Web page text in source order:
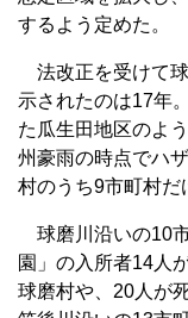
するよう定めた。
法改正を受けて
示されたのは17年
た瓜生田地区のよ
州豪雨の時点でハ
村のうち9市町村だ
球磨川沿いの10
園」の入所者14人
球磨村や、20人が